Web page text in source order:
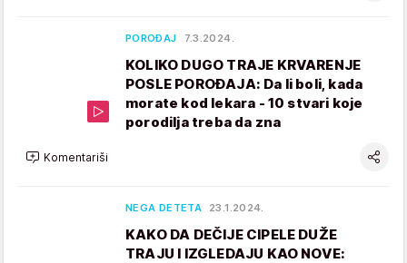
POROĐAJ 7.3.2024.
KOLIKO DUGO TRAJE KRVARENJE
POSLE POROĐAJA: Da li boli, kada
morate kod lekara - 10 stvari koje
porodilja treba da zna
Komentariši
NEGA DETETA 23.1.2024.
KAKO DA DEČIJE CIPELE DUŽE
TRAJU I IZGLEDAJU KAO NOVE: